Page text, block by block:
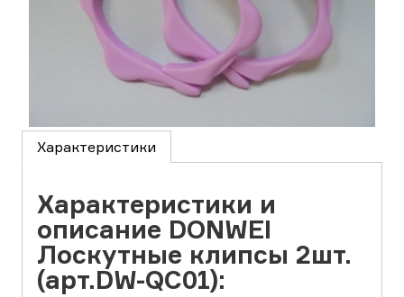
Характеристики
Характеристики и
описание DONWEI
Лоскутные клипсы 2шт.
(арт.DW-QC01):